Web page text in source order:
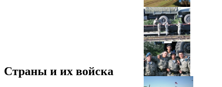
Страны и их войска